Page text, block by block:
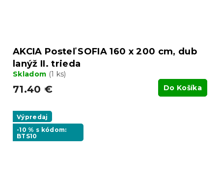
AKCIA Posteľ SOFIA 160 x 200 cm, dub
lanýž II. trieda
Skladom (1 ks)
71.40 € Do Košíka
Výpredaj
-10 % s kódom:
BTS10